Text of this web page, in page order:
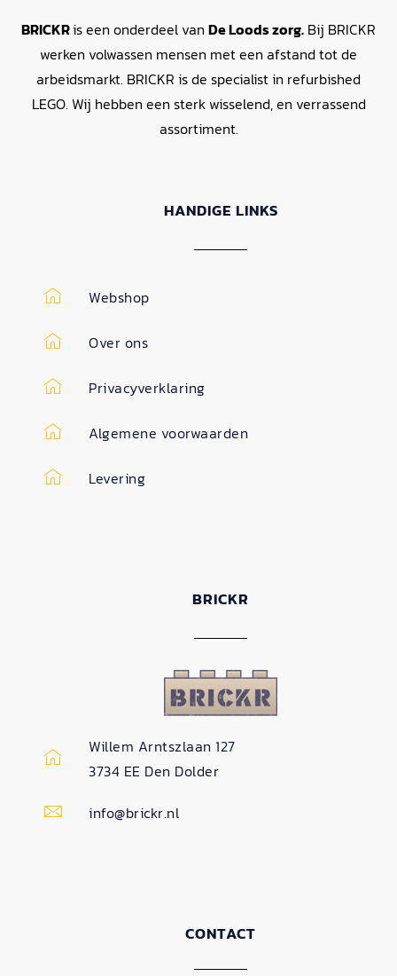
BRICKRis een onderdeel van De Loods zorg. Bij BRICKR
werken volwassen mensen met een afstand tot de
arbeidsmarkt. BRICKR is de specialist in refurbished
LEGO. Wij hebben een sterk wisselend, en verrassend
assortiment.
HANDIGE LINKS
Webshop
Over ons
Privacyverklaring
Algemene voorwaarden
Levering
BRICKR
Willem Arntszlaan 127
3734 EE Den Dolder
info@brickr.nl
CONTACT